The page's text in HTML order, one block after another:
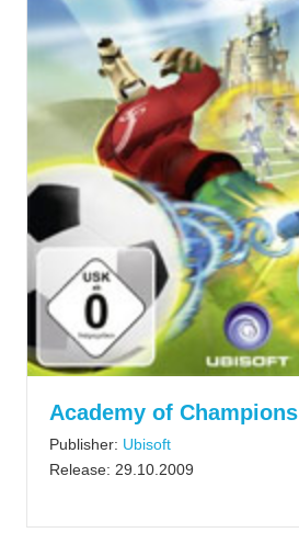
Academy of Champions
Publisher: Ubisoft
Release: 29.10.2009